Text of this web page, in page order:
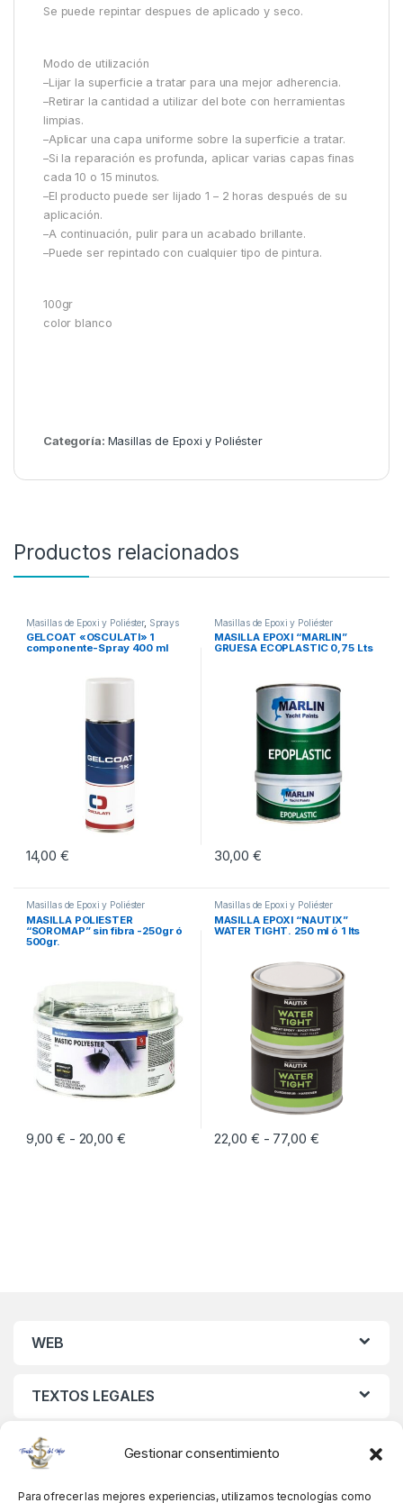
Gestionar consentimiento
Para ofrecer las mejores experiencias, utilizamos tecnologías como
Se puede repintar despues de aplicado y seco.
Modo de utilización
–Lijar la superficie a tratar para una mejor adherencia.
–Retirar la cantidad a utilizar del bote con herramientas
limpias.
–Aplicar una capa uniforme sobre la superficie a tratar.
–Si la reparación es profunda, aplicar varias capas finas
cada 10 o 15 minutos.
–El producto puede ser lijado 1 – 2 horas después de su
aplicación.
–A continuación, pulir para un acabado brillante.
–Puede ser repintado con cualquier tipo de pintura.
100gr
color blanco
Categoría: Masillas de Epoxi y Poliéster
Productos relacionados
Masillas de Epoxi y Poliéster, Sprays
Técnicos Marinos
GELCOAT «OSCULATI» 1
componente-Spray 400 ml
14,00 €
Masillas de Epoxi y Poliéster
MASILLA EPOXI “MARLIN”
GRUESA ECOPLASTIC 0,75 Lts
30,00 €
Masillas de Epoxi y Poliéster
MASILLA POLIESTER
“SOROMAP” sin fibra -250gr ó
500gr.
9,00€ - 20,00 €Rango de precios: desde 9,00 € hasta 20,00
Este producto tiene múltiples variantes. Las opciones se pueden
Masillas de Epoxi y Poliéster
MASILLA EPOXI “NAUTIX”
WATER TIGHT. 250 ml ó 1 lts
22,00 € - 77,00 €Rango de
WEB
TEXTOS LEGALES
MIS DATOS